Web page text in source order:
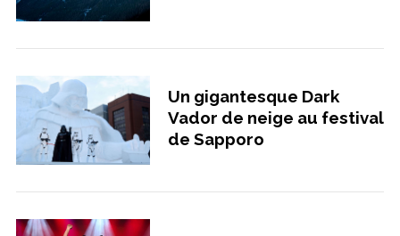
Un gigantesque Dark
Vador de neige au festival
de Sapporo
a
h
f
o
r
: